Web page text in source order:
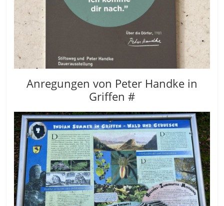
Anregungen von Peter Handke in
Griffen #